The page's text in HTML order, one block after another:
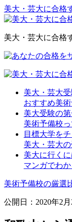
美大・芸大に合格
美大・芸大に合格
美大・芸大受
おすすめ美
美大受験の第
美術予備校
目標大学をチ
美大・芸大
美大に行くに
マンガでわ
美術予備校の厳選
公開日： 2020年2月